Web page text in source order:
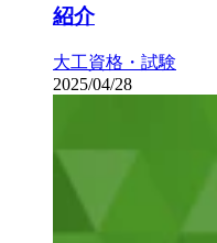
紹介
大工資格・試験
2025/04/28